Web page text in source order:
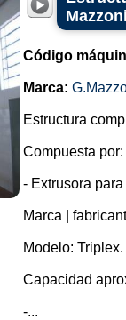
Código
Marca:
Estructura
Compuesta por:
- Extrusora
Marca |
Modelo: Triplex.
Capacidad
-...